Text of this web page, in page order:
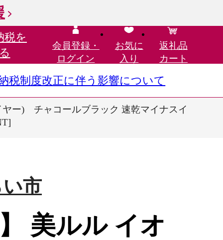
税を
会員登録・
ログイン
お気に
入り
返礼品
カート
税制度改正に伴う影響について
ー) チャコールブラック 速乾マイナスイ
市
美ルル イオ